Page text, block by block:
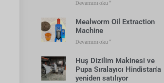
Devamını oku "
Mealworm Oil Extraction
Machine
Devamını oku "
Huş Dizilim Makinesi ve
Pupa Sıralayıcı Hindistan'a
yeniden satılıyor